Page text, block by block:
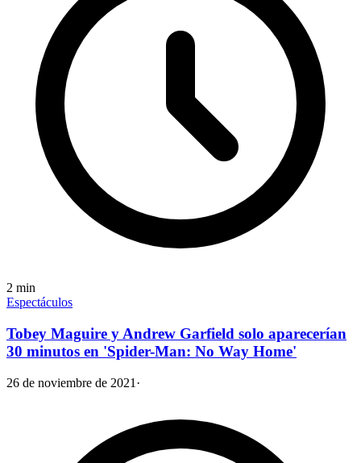
2 min
Espectáculos
Tobey Maguire y Andrew Garfield solo aparecerían
30 minutos en 'Spider-Man: No Way Home'
26 de noviembre de 2021 ·